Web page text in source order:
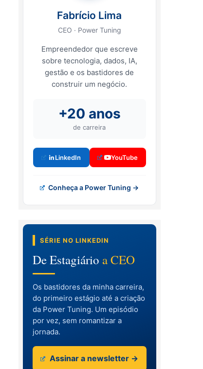
Fabrício Lima
CEO · Power Tuning
Empreendedor que escreve
sobre tecnologia, dados, IA,
gestão e os bastidores de
construir um negócio.
+20 anos
de carreira
LinkedIn YouTube
Conheça a Power Tuning →
SÉRIE NO LINKEDIN
De Estagiário a CEO
Os bastidores da minha carreira,
do primeiro estágio até a criação
da Power Tuning. Um episódio
por vez, sem romantizar a
jornada.
Assinar a newsletter →